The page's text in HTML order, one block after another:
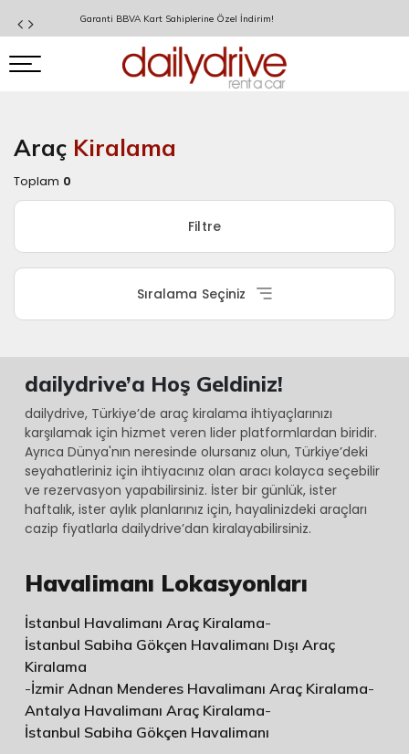
Garanti BBVA Kart Sahiplerine Özel İndirim!
Rezervasyon
Özeti
Alış
HAVALİMANI
Alış
-
Tarih
/
Saat
06-
13:34
İade
Ofisi
İZMİR
ADNAN
Araç Kiralama
Toplam 0
Filtre
Sıralama Seçiniz
dailydrive’a Hoş Geldiniz!
dailydrive, Türkiye’de araç kiralama ihtiyaçlarınızı
karşılamak için hizmet veren lider platformlardan biridir.
Ayrıca Dünya'nın neresinde olursanız olun, Türkiye’deki
seyahatleriniz için ihtiyacınız olan aracı kolayca seçebilir
ve rezervasyon yapabilirsiniz. İster bir günlük, ister
haftalık, ister aylık planlarınız için, hayalinizdeki araçları
cazip fiyatlarla dailydrive’dan kiralayabilirsiniz.
Havalimanı Lokasyonları
İstanbul Havalimanı Araç Kiralama-
İstanbul Sabiha Gökçen Havalimanı Dışı Araç
Kiralama
-İzmir Adnan Menderes Havalimanı Araç Kiralama-
Antalya Havalimanı Araç Kiralama-
İstanbul Sabiha Gökçen Havalimanı